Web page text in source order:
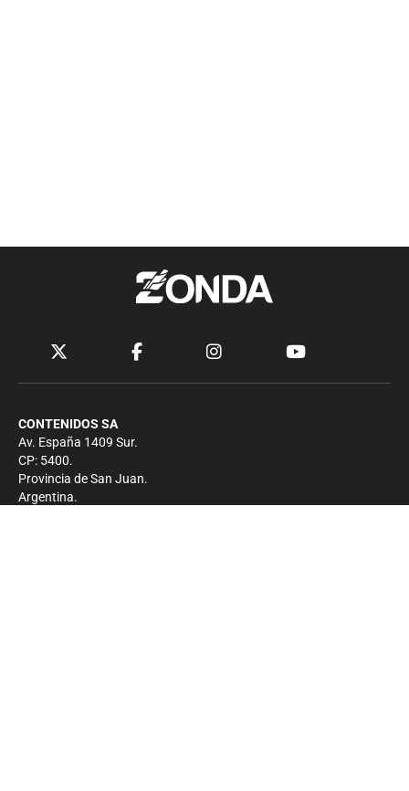
CONTENIDOS SA
Av. España 1409 Sur.
CP: 5400.
Provincia de San Juan.
Argentina.